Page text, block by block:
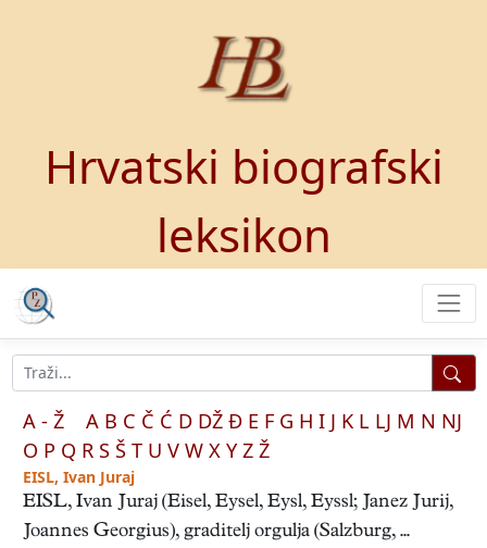
Hrvatski biografski
leksikon
A - Ž A B C Č Ć D DŽ Đ E F G H I J K L LJ M N NJ
O P Q R S Š T U V W X Y Z Ž
EISL, Ivan Juraj
EISL, Ivan Juraj (Eisel, Eysel, Eysl, Eyssl; Janez Jurij,
Joannes Georgius), graditelj orgulja (Salzburg, ...